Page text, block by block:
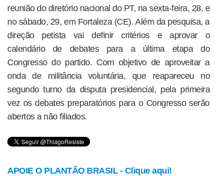
reunião do diretório nacional do PT, na sexta-feira, 28, e
no sábado, 29, em Fortaleza (CE). Além da pesquisa, a
direção petista vai definir critérios e aprovar o
calendário de debates para a última etapa do
Congresso do partido. Com objetivo de aproveitar a
onda de militância voluntária, que reapareceu no
segundo turno da disputa presidencial, pela primeira
vez os debates preparatórios para o Congresso serão
abertos a não filiados.
APOIE O PLANTÃO BRASIL - Clique aqui!